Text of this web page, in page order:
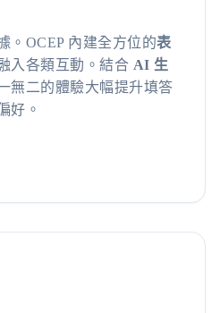
。OCEP 內建全方位的表
入各類互動。結合 AI 生
無二的體驗大幅提升填答
好。